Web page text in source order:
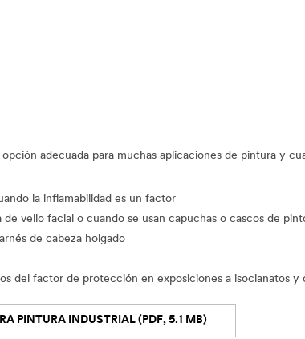
adecuada para muchas aplicaciones de pintura y
la inflamabilidad es un factor
vello facial o cuando se usan capuchas o cascos de
de cabeza holgado
del factor de protección en exposiciones a isocianatos y
PINTURA INDUSTRIAL (PDF, 5.1 MB)